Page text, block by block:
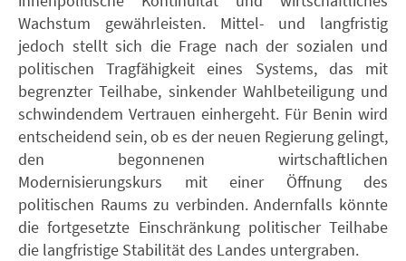
Wachstum gewährleisten. Mittel- und langfristig
jedoch stellt sich die Frage nach der sozialen und
politischen Tragfähigkeit eines Systems, das mit
begrenzter Teilhabe, sinkender Wahlbeteiligung und
schwindendem Vertrauen einhergeht. Für Benin wird
entscheidend sein, ob es der neuen Regierung gelingt,
den begonnenen wirtschaftlichen
Modernisierungskurs mit einer Öffnung des
politischen Raums zu verbinden. Andernfalls könnte
die fortgesetzte Einschränkung politischer Teilhabe
die langfristige Stabilität des Landes untergraben.